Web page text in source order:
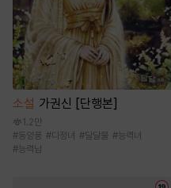
소설 가권신 [단행본]
1.2만
#동양풍 #다정녀 #달달물 #능력녀
#능력남